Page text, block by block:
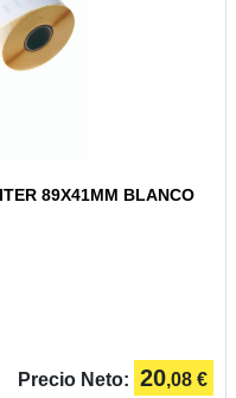
89X41MM BLANCO
Precio Neto: 20,08 €